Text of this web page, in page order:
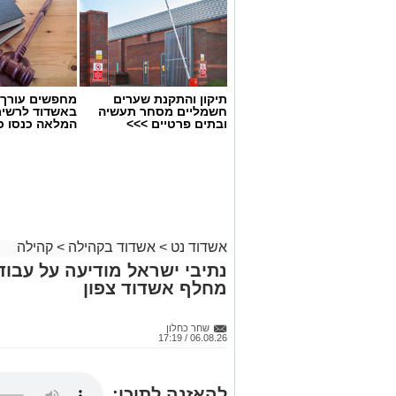
צילום: מור שקיפי
חיזוק החוסן התפעולי והביטחוני, קידום
והרחבת פעילות קשרי הקהילה.
אנרגטית, צמצום תנועת משאיות וקידום
תיקון והתקנת שערים
חשמליים מסחר תעשיה
ובתים פרטיים >>>
מחפשים עורך
באשדוד
המלאה כנסו
אשדוד נט > אשדוד בקהילה > קהילה
מחלף אשדוד צפון
שחר כחלון
06.08.26 / 17:19